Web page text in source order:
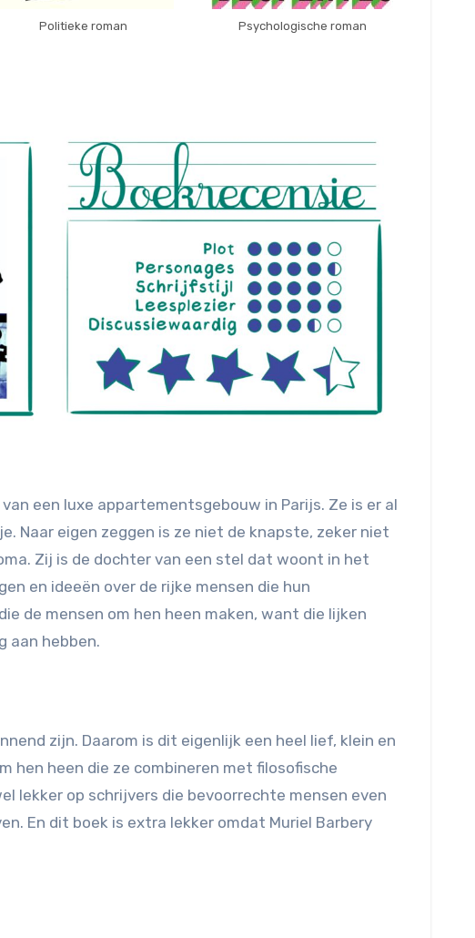
Politieke roman
Psychologische roman
een luxe appartementsgebouw in Parijs. Ze is er al
Naar eigen zeggen is ze niet de knapste, zeker niet
Zij is de dochter van een stel dat woont in het
en ideeën over de rijke mensen die hun
de mensen om hen heen maken, want die lijken
aan hebben.
zijn. Daarom is dit eigenlijk een heel lief, klein en
hen heen die ze combineren met filosofische
lekker op schrijvers die bevoorrechte mensen even
En dit boek is extra lekker omdat Muriel Barbery